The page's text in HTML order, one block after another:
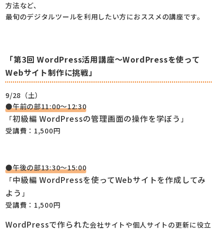
方法など、
最旬のデジタルツールを利用したい方におススメの講座です。
「第3回 WordPress活用講座～WordPressを使って
Webサイト制作に挑戦」
9/28（土）
●午前の部11:00～12:30
「初級編 WordPressの管理画面の操作を学ぼう 」
受講費：1,500円
●午後の部13:30～15:00
「中級編 WordPressを使ってWebサイトを作成してみ
よう 」
受講費：1,500円
WordPressで作られた会社サイトや個人サイトの更新に役立